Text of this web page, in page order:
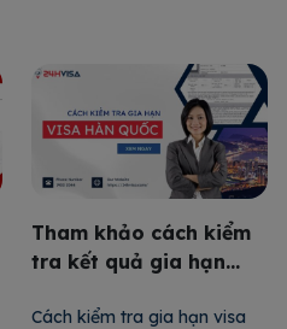
để trả lời thật rõ ràng, mạch
lạc và thuyết phục. Kinh
nghiệm phỏng vấn Visa du
lịch Hàn Quốc trong bài viết
dưới đây giúp bạn […]
Tham khảo cách kiểm
tra kết quả gia hạn
Cách kiểm tra gia hạn visa